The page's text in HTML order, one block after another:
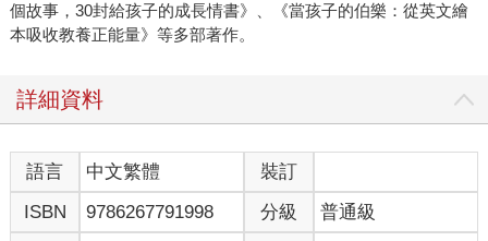
個故事，30封給孩子的成長情書》、《當孩子的伯樂：從英文繪
本吸收教養正能量》等多部著作。
詳細資料
語言 中文繁體
裝訂
ISBN
9786267791998 分級 普通級